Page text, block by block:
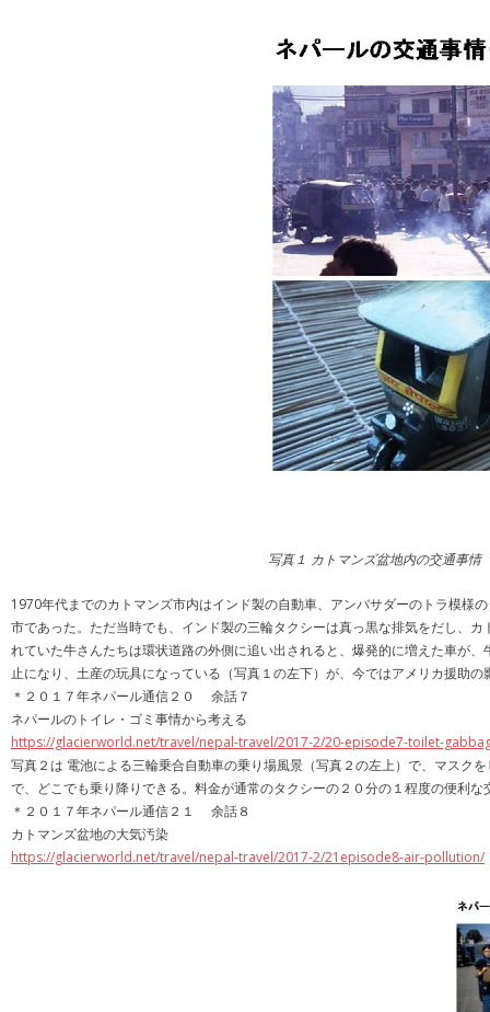
写真１ カトマンズ盆地内の交通事情
1970年代までのカトマンズ市内はインド製の自動車、アンバサダーのトラ模様
市であった。ただ当時でも、インド製の三輪タクシーは真っ黒な排気をだし、
れていた牛さんたちは環状道路の外側に追い出されると、爆発的に増えた車が
止になり、土産の玩具になっている（写真１の左下）が、今ではアメリカ援助
＊２０１７年ネパール通信２０ 余話７
ネパールのトイレ・ゴミ事情から考える
https://glacierworld.net/travel/nepal-travel/2017-2/20-episode7-toilet-
写真２は 電池による三輪乗合自動車の乗り場風景（写真２の左上）で、マスク
で、どこでも乗り降りできる。料金が通常のタクシーの２０分の１程度の便利
＊２０１７年ネパール通信２１ 余話８
カトマンズ盆地の大気汚染
https://glacierworld.net/travel/nepal-travel/2017-2/21episode8-air-pollution/